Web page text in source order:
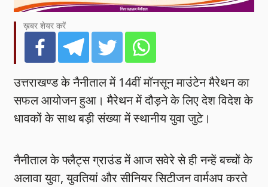
ख़बर शेयर करें
उत्तराखण्ड के नैनीताल में 14वीं मॉनसून माउंटेन मैरेथन का
सफल आयोजन हुआ। मैरेथन में दौड़ने के लिए देश विदेश के
धावकों के साथ बड़ी संख्या में स्थानीय युवा जुटे।
नैनीताल के फ्लैट्स ग्राउंड में आज सवेरे से ही नन्हें बच्चों के
अलावा युवा, युवतियां और सीनियर सिटीजन वार्मअप करते